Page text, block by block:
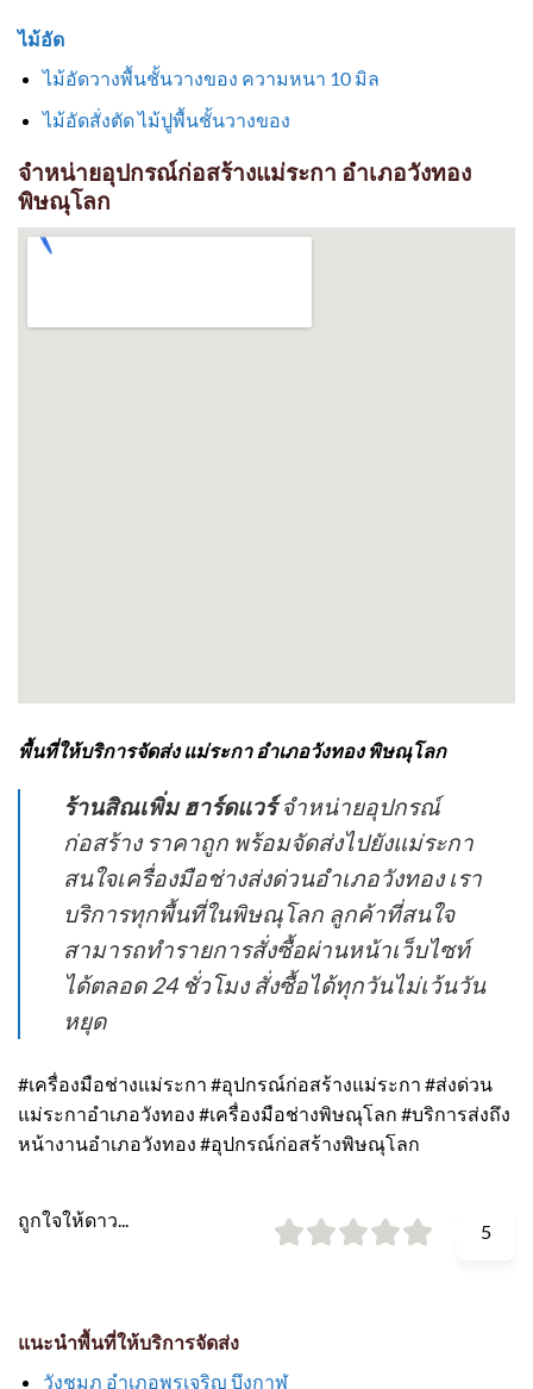
ไม้อัด
ไม้อัดวางพื้นชั้นวางของ ความหนา 10 มิล
ไม้อัดสั่งตัด ไม้ปูพื้นชั้นวางของ
จำหน่ายอุปกรณ์ก่อสร้างแม่ระกา อำเภอวังทอง
พิษณุโลก
พื้นที่ให้บริการจัดส่ง แม่ระกา อำเภอวังทอง พิษณุโลก
ร้านสิณเพิ่ม ฮาร์ดแวร์จำหน่ายอุปกรณ์
ก่อสร้าง ราคาถูก พร้อมจัดส่งไปยังแม่ระกา
สนใจเครื่องมือช่างส่งด่วนอำเภอวังทอง เรา
บริการทุกพื้นที่ในพิษณุโลก ลูกค้าที่สนใจ
สามารถทำรายการสั่งซื้อผ่านหน้าเว็บไซท์
ได้ตลอด 24 ชั่วโมง สั่งซื้อได้ทุกวันไม่เว้นวัน
หยุด
#เครื่องมือช่างแม่ระกา #อุปกรณ์ก่อสร้างแม่ระกา #ส่งด่วน
แม่ระกาอำเภอวังทอง #เครื่องมือช่างพิษณุโลก #บริการส่งถึง
หน้างานอำเภอวังทอง #อุปกรณ์ก่อสร้างพิษณุโลก
ถูกใจให้ดาว...
5
แนะนำพื้นที่ให้บริการจัดส่ง
วังชมภู อำเภอพรเจริญ บึงกาฬ